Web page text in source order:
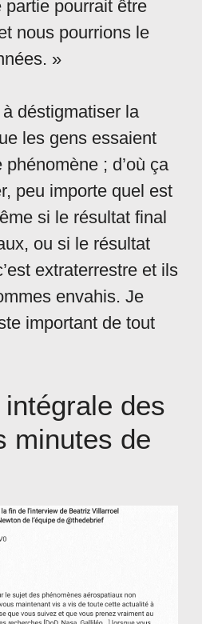
pourrait être
nous pourrions le
»
déstigmatiser la
les gens essaient
; d’où ça
peu importe quel est
si le résultat final
ou si le résultat
extraterrestre et ils
envahis. Je
important de tout
des
minutes de